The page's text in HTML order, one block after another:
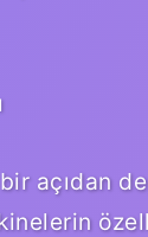
açıdan